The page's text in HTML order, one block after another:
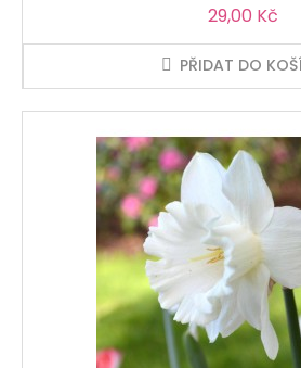
Cena
29,00 Kč
PŘIDAT DO